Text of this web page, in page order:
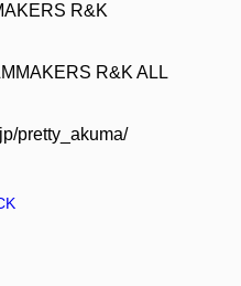
R&K
R&K ALL
pretty_akuma/